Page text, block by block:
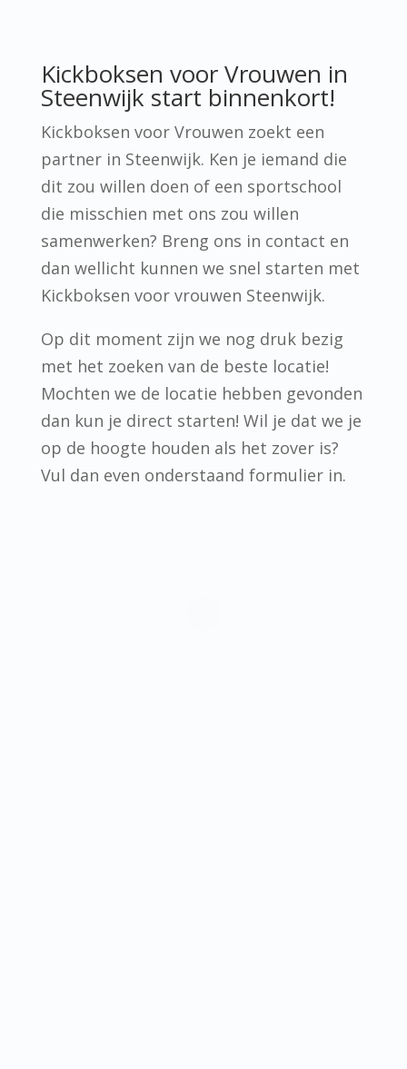
Kickboksen voor Vrouwen in
Steenwijk start binnenkort!
Kickboksen voor Vrouwen zoekt een
partner in Steenwijk. Ken je iemand die
dit zou willen doen of een sportschool
die misschien met ons zou willen
samenwerken? Breng ons in contact en
dan wellicht kunnen we snel starten met
Kickboksen voor vrouwen Steenwijk.
Op dit moment zijn we nog druk bezig
met het zoeken van de beste locatie!
Mochten we de locatie hebben gevonden
dan kun je direct starten! Wil je dat we je
op de hoogte houden als het zover is?
Vul dan even onderstaand formulier in.